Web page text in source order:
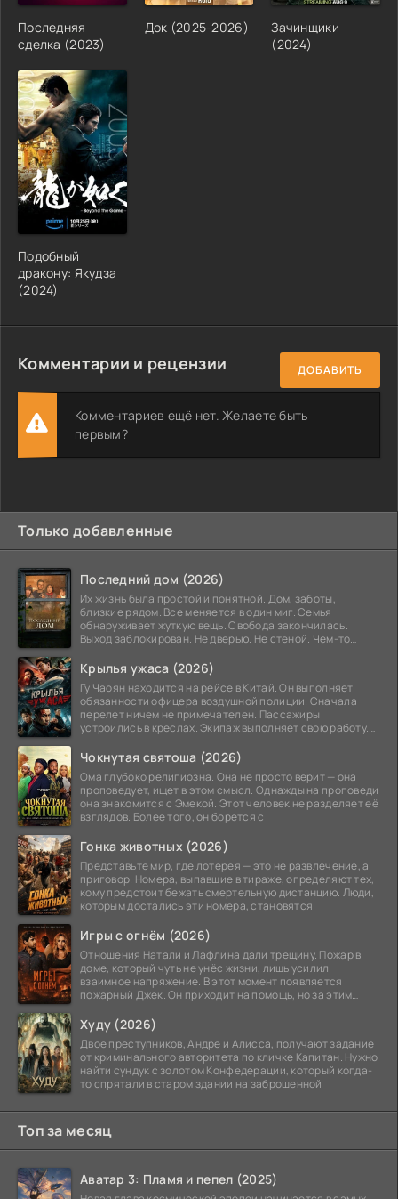
Последняя
сделка (2023)
Док (2025-2026)
Зачинщики
(2024)
Подобный
дракону: Якудза
(2024)
Комментарии и рецензии ДОБАВИТЬ
Комментариев ещё нет. Желаете быть
первым?
Только добавленные
Последний дом (2026)
Их жизнь была простой и понятной. Дом, заботы,
близкие рядом. Все меняется в один миг. Семья
обнаруживает жуткую вещь. Свобода закончилась.
Выход заблокирован. Не дверью. Не стеной. Чем-то
Крылья ужаса (2026)
Гу Чаоян находится на рейсе в Китай. Он выполняет
обязанности офицера воздушной полиции. Сначала
перелет ничем не примечателен. Пассажиры
устроились в креслах. Экипаж выполняет свою работу.
Чокнутая святоша (2026)
Ома глубоко религиозна. Она не просто верит — она
проповедует, ищет в этом смысл. Однажды на проповеди
она знакомится с Эмекой. Этот человек не разделяет её
взглядов. Более того, он борется с
Гонка животных (2026)
Представьте мир, где лотерея — это не развлечение, а
приговор. Номера, выпавшие в тираже, определяют тех,
кому предстоит бежать смертельную дистанцию. Люди,
которым достались эти номера, становятся
Игры с огнём (2026)
Отношения Натали и Лафлина дали трещину. Пожар в
доме, который чуть не унёс жизни, лишь усилил
взаимное напряжение. В этот момент появляется
пожарный Джек. Он приходит на помощь, но за этим
Худу (2026)
Двое преступников, Андре и Алисса, получают задание
от криминального авторитета по кличке Капитан. Нужно
найти сундук с золотом Конфедерации, который когда-
то спрятали в старом здании на заброшенной
Топ за месяц
Аватар 3: Пламя и пепел (2025)